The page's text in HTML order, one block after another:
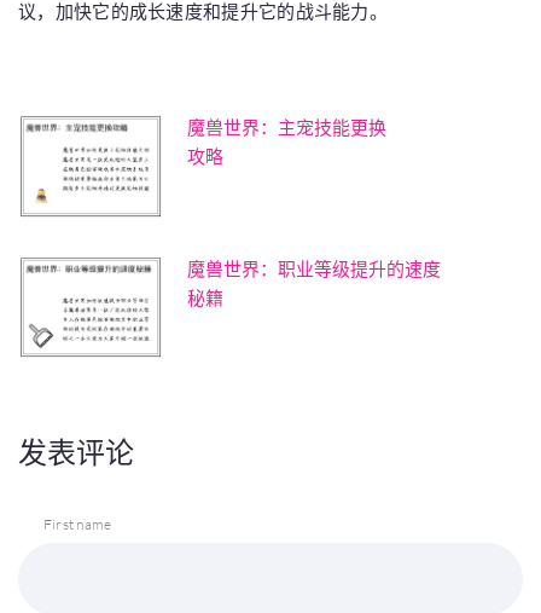
议，加快它的成长速度和提升它的战斗能力。
魔兽世界：主宠技能更换
攻略
魔兽世界：职业等级提升的速度
秘籍
发表评论
First name